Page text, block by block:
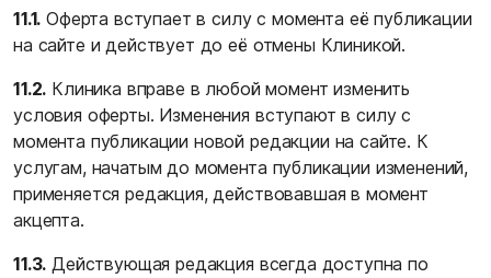
11.1. Оферта вступает в силу с момента её публикации
на сайте и действует до её отмены Клиникой.
11.2. Клиника вправе в любой момент изменить
условия оферты. Изменения вступают в силу с
момента публикации новой редакции на сайте. К
услугам, начатым до момента публикации изменений,
применяется редакция, действовавшая в момент
акцепта.
11.3. Действующая редакция всегда доступна по